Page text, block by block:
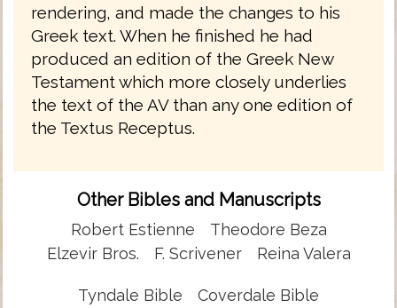
rendering, and made the changes to his
Greek text. When he finished he had
produced an edition of the Greek New
Testament which more closely underlies
the text of the AV than any one edition of
the Textus Receptus.
Other Bibles and Manuscripts
Robert Estienne
Theodore Beza
Elzevir Bros.
F. Scrivener Reina Valera
Tyndale Bible
Coverdale Bible